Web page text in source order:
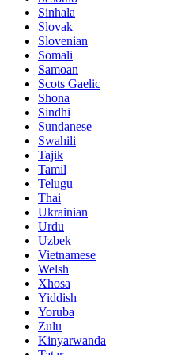
Sinhala
Slovak
Slovenian
Somali
Samoan
Scots Gaelic
Shona
Sindhi
Sundanese
Swahili
Tajik
Tamil
Telugu
Thai
Ukrainian
Urdu
Uzbek
Vietnamese
Welsh
Xhosa
Yiddish
Yoruba
Zulu
Kinyarwanda